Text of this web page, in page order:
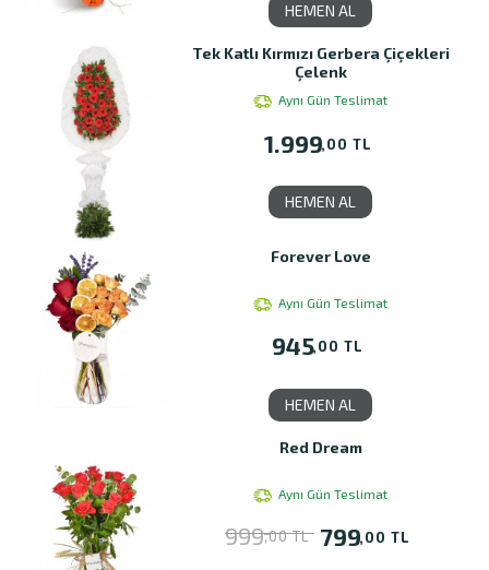
HEMEN AL
Tek Katlı Kırmızı Gerbera Çiçekleri
Çelenk
Aynı Gün Teslimat
1.999,00 TL
HEMEN AL
Forever Love
Aynı Gün Teslimat
945,00 TL
HEMEN AL
Red Dream
Aynı Gün Teslimat
999,00 TL 799,00 TL